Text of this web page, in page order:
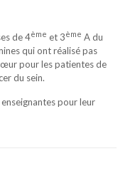
de 4ème et 3ème A du
qui ont réalisé pas
pour les patientes de
du sein.
pour leur